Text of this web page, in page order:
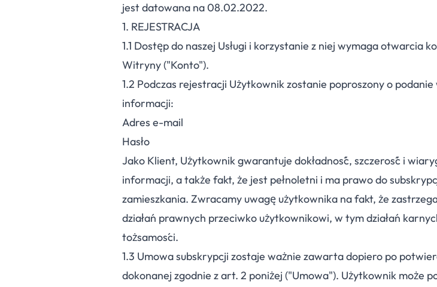
jest datowana na 08.02.2022.
1. REJESTRACJA
1.1 Dostęp do naszej Usługi i korzystanie z niej wymaga otwarcia
Witryny ("Konto").
1.2 Podczas rejestracji Użytkownik zostanie poproszony o
informacji:
Adres e-mail
Hasło
Jako Klient, Użytkownik gwarantuje dokładność, szczerość i
informacji, a także fakt, że jest pełnoletni i ma prawo do
zamieszkania. Zwracamy uwagę użytkownika na fakt, że
działań prawnych przeciwko użytkownikowi, w tym działań
tożsamości.
1.3 Umowa subskrypcji zostaje ważnie zawarta dopiero po
dokonanej zgodnie z art. 2 poniżej ("Umowa"). Użytkownik może